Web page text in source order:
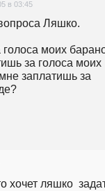
в 03:45
Ляшко.
моих
за голоса моих
заплатишь за
хочет ляшко